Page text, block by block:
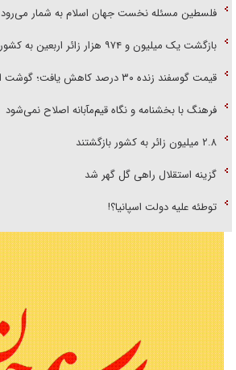
فلسطین مسئله نخست جهان اسلام به شمار می‌رود
بازگشت یک میلیون و ۹۷۴ هزار زائر اربعین به کشور
قیمت گوسفند زنده ۳۰ درصد کاهش یافت؛ گوشت ارزان نشد
فرهنگ با بخشنامه و نگاه قیم‌مآبانه اصلاح نمی‌شود
۲.۸ میلیون زائر به کشور بازگشتند
گزینه استقلال راهی گل گهر شد
توطئه علیه دولت اسپانیا؟!